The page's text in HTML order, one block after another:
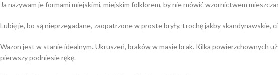
Ja nazywam je formami miejskimi, miejskim folklorem, by nie mówić wzornictwem
Lubię je, bo są nieprzegadane, zaopatrzone w proste bryły, trochę jakby skandynawskie,
Wazon jest w stanie idealnym. Ukruszeń, braków w masie brak. Kilka powierzchownych
pierwszy podniesie rękę.